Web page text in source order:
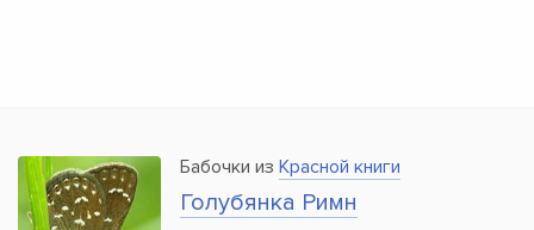
Бабочки из Красной книги
Голубянка Римн